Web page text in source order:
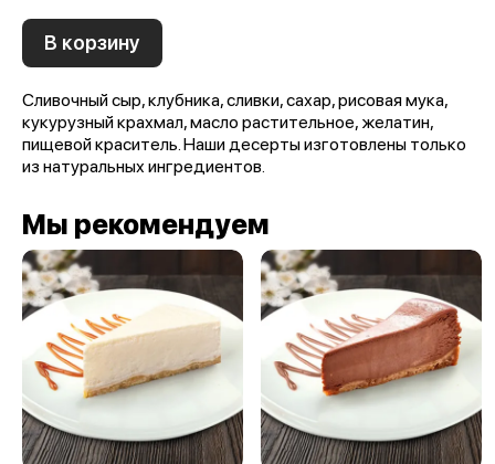
В корзину
Сливочный сыр, клубника, сливки, сахар, рисовая мука,
кукурузный крахмал, масло растительное, желатин,
пищевой краситель. Наши десерты изготовлены только
из натуральных ингредиентов.
Мы рекомендуем